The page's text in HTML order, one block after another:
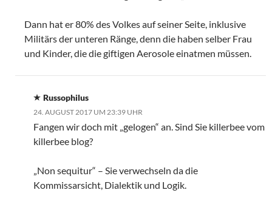
Dann hat er 80% des Volkes auf seiner Seite, inklusive
Militärs der unteren Ränge, denn die haben selber Frau
und Kinder, die die giftigen Aerosole einatmen müssen.
Russophilus
24. AUGUST 2017 UM 23:39 UHR
Fangen wir doch mit „gelogen“ an. Sind Sie killerbee vom
killerbee blog?
„Non sequitur“ – Sie verwechseln da die
Kommissarsicht, Dialektik und Logik.